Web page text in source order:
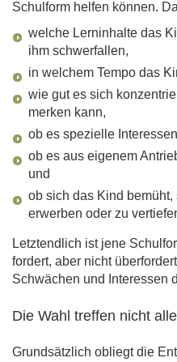
Schulform helfen können.
welche Lerninhalte das
ihm schwerfallen,
in welchem Tempo das
wie gut es sich
merken kann,
ob es spezielle
ob es aus eigenem
und
ob sich das Kind
erwerben oder zu
Letztendlich ist jene
fordert, aber nicht
Schwächen und Interessen
Die Wahl treffen nicht
Grundsätzlich obliegt die